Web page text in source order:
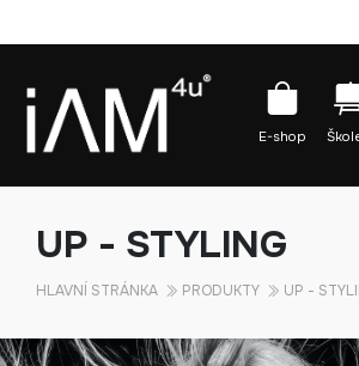
E-shop
UP - STYLING
HLAVNÍ STRÁNKA PRODUKTY UP -